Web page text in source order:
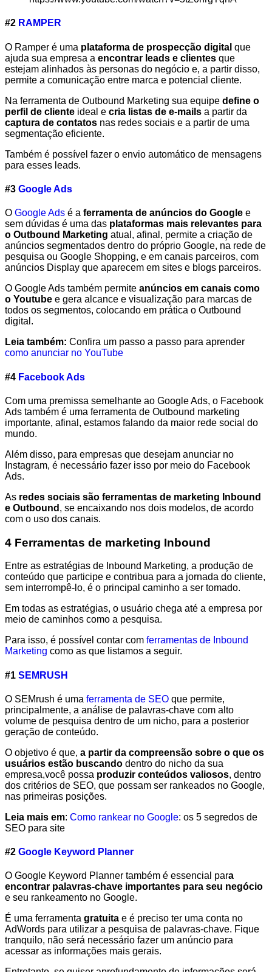
#2 RAMPER
O Ramper é uma plataforma de prospecção digital que
ajuda sua empresa a encontrar leads e clientes que
estejam alinhados às personas do negócio e, a partir disso,
permite a comunicação entre marca e potencial cliente.
Na ferramenta de Outbound Marketing sua equipe define o
perfil de cliente ideal e cria listas de e-mails a partir da
captura de contatos nas redes sociais e a partir de uma
segmentação eficiente.
Também é possível fazer o envio automático de mensagens
para esses leads.
#3 Google Ads
O Google Ads é a ferramenta de anúncios do Google e
sem dúvidas é uma das plataformas mais relevantes para
o Outbound Marketing atual, afinal, permite a criação de
anúncios segmentados dentro do próprio Google, na rede de
pesquisa ou Google Shopping, e em canais parceiros, com
anúncios Display que aparecem em sites e blogs parceiros.
O Google Ads também permite anúncios em canais como
o Youtube e gera alcance e visualização para marcas de
todos os segmentos, colocando em prática o Outbound
digital.
Leia também: Confira um passo a passo para aprender
como anunciar no YouTube
#4 Facebook Ads
Com uma premissa semelhante ao Google Ads, o Facebook
Ads também é uma ferramenta de Outbound marketing
importante, afinal, estamos falando da maior rede social do
mundo.
Além disso, para empresas que desejam anunciar no
Instagram, é necessário fazer isso por meio do Facebook
Ads.
As redes sociais são ferramentas de marketing Inbound
e Outbound , se encaixando nos dois modelos, de acordo
com o uso dos canais.
4 Ferramentas de marketing Inbound
Entre as estratégias de Inbound Marketing, a produção de
conteúdo que participe e contribua para a jornada do cliente,
sem interrompê-lo, é o principal caminho a ser tomado.
Em todas as estratégias, o usuário chega até a empresa por
meio de caminhos como a pesquisa.
Para isso, é possível contar com ferramentas de Inbound
Marketing como as que listamos a seguir.
#1 SEMRUSH
O SEMrush é uma ferramenta de SEO que permite,
principalmente, a análise de palavras-chave com alto
volume de pesquisa dentro de um nicho, para a posterior
geração de conteúdo.
O objetivo é que, a partir da compreensão sobre o que os
usuários estão buscando dentro do nicho da sua
empresa,você possa produzir conteúdos valiosos, dentro
dos critérios de SEO, que possam ser rankeados no Google,
nas primeiras posições.
Leia mais em: Como rankear no Google: os 5 segredos de
SEO para site
#2 Google Keyword Planner
O Google Keyword Planner também é essencial para
encontrar palavras-chave importantes para seu negócio
e seu rankeamento no Google.
É uma ferramenta gratuita e é preciso ter uma conta no
AdWords para utilizar a pesquisa de palavras-chave. Fique
tranquilo, não será necessário fazer um anúncio para
acessar as informações mais gerais.